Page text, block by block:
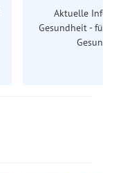
Aktuelle
Gesundheit - für